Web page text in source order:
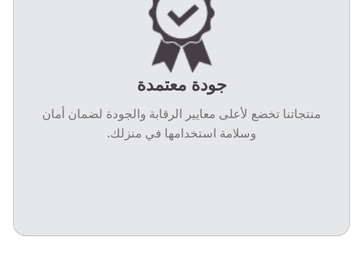
جودة معتمدة
منتجاتنا تخضع لأعلى معايير الرقابة والجودة لضمان أمان
وسلامة استخدامها في منزلك.